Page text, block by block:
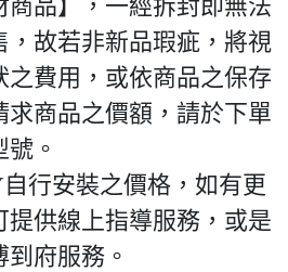
商品】，一經拆封即無法
，故若非新品瑕疵，將視
之費用，或依商品之保存
求商品之價額，請於下單
。
行安裝之價格，如有更
提供線上指導服務，或是
府服務。